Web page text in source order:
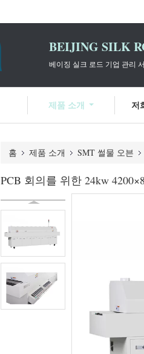
BEIJING SILK
베이징 실크 로드 기업 관리
제품 소개 저
홈 제품 소개 SMT 썰물 오븐
PCB 회의를 위한 24kw